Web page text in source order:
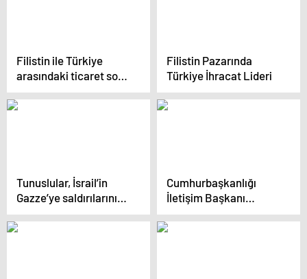
Filistin ile Türkiye
arasındaki ticaret son
5 yılda yüzde 15 arttı
Filistin Pazarında
Türkiye İhracat Lideri
Tunuslular, İsrail’in
Gazze’ye saldırılarını
ramazan ayı boyunca
protesto etti
Cumhurbaşkanlığı
İletişim Başkanı
Fahrettin Altun: İsrail
Filistinlileri ve hakikati